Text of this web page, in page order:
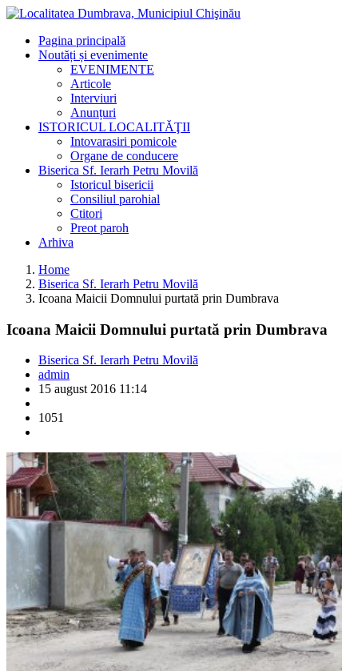
Pagina principală
Noutăți și evenimente
EVENIMENTE
Articole
Interviuri
Anunțuri
ISTORICUL LOCALITĂŢII
Intovarasiri pomicole
Organe de conducere
Biserica Sf. Ierarh Petru Movilă
Istoricul bisericii
Consiliul parohial
Ctitori
Preot paroh
Arhiva
Home
Biserica Sf. Ierarh Petru Movilă
Icoana Maicii Domnului purtată prin Dumbrava
Icoana Maicii Domnului purtată prin Dumbrava
Biserica Sf. Ierarh Petru Movilă
admin
15 august 2016 11:14
1051